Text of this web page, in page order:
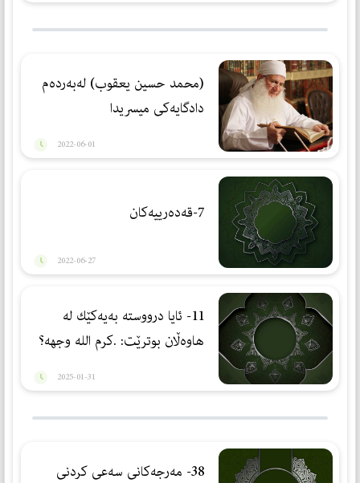
(محمد حسین یعقوب) لەبەردەم
دادگایەكی میسریدا
2022-06-01
7-قەدەرییەكان
2022-06-27
11- ئایا درووستە بەیەكێك لە
هاوەڵان بوترێت: .كرم الله وجهه؟
2025-01-31
38- مەرجەكانی سەعی كردنی